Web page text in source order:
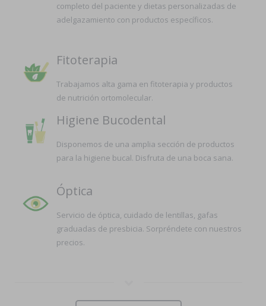
completo del paciente y dietas personalizadas de
adelgazamiento con productos específicos.
Fitoterapia
Trabajamos alta gama en fitoterapia y productos
de nutrición ortomolecular.
Higiene Bucodental
Disponemos de una amplia sección de productos
para la higiene bucal. Disfruta de una boca sana.
Óptica
Servicio de óptica, cuidado de lentillas, gafas
graduadas de presbicia. Sorpréndete con nuestros
precios.